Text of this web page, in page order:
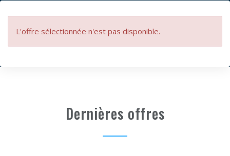
L'offre sélectionnée n'est pas disponible.
Dernières offres